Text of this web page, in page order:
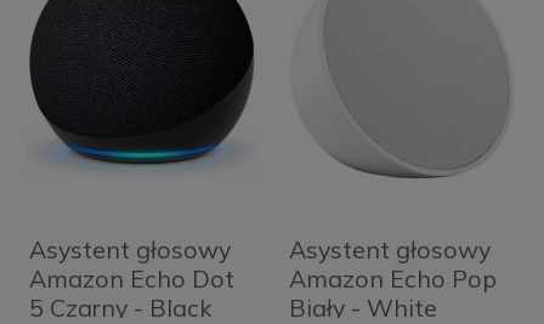
Asystent głosowy
Amazon Echo Dot
5 Czarny - Black
Asystent głosowy
Amazon Echo Pop
Biały - White